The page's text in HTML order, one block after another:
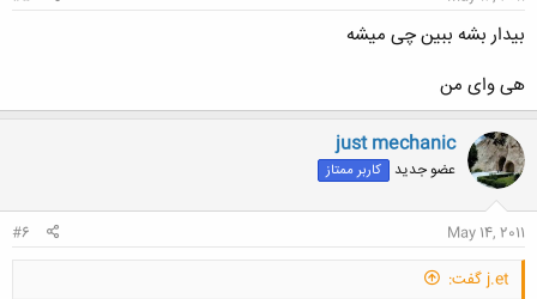
بیدار بشه ببین چی میشه
هی وای من
just mechanic
عضو جدید کاربر ممتاز
May 14, 2011
#6
j.et گفت: